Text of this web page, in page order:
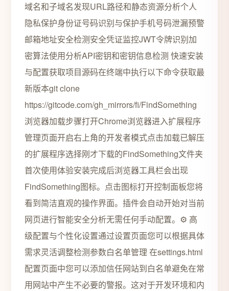
域名和子域名发现URL路径和静态资源分析个人
隐私保护️身份证号码识别与保护手机号码泄漏预警
邮箱地址安全检测安全凭证监控JWT令牌识别加
密算法使用分析API密钥和密钥信息检测 快速安装
与配置获取项目源码在终端中执行以下命令获取最
新版本git clone
https://gitcode.com/gh_mirrors/fi/FindSomething
浏览器加载步骤打开Chrome浏览器进入扩展程序
管理页面开启右上角的开发者模式点击加载已解压
的扩展程序选择刚才下载的FindSomething文件夹
首次使用体验安装完成后浏览器工具栏会出现
FindSomething图标。点击图标打开控制面板您将
看到简洁直观的操作界面。插件会自动开始对当前
网页进行智能安全分析无需任何手动配置。⚙️ 高
级配置与个性化设置通过设置页面您可以根据具体
需求灵活调整检测参数白名单管理 在settings.html
配置页面中您可以添加信任网站到白名单避免在常
用网站中产生不必要的警报。这对于开发环境和内